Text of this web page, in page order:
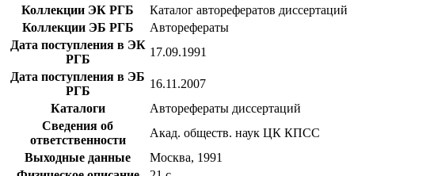
Коллекции ЭК РГБ
Каталог авторефератов диссертаций
Коллекции ЭБ РГБ
Авторефераты
Дата поступления в ЭК
РГБ
17.09.1991
Дата поступления в ЭБ
РГБ
16.11.2007
Каталоги
Авторефераты диссертаций
Сведения об
ответственности
Акад. обществ. наук ЦК КПСС
Выходные данные
Москва, 1991